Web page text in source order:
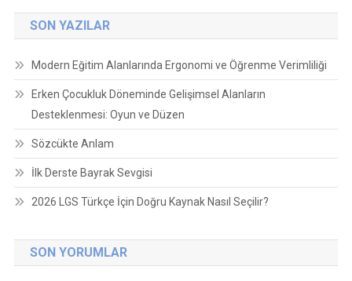
SON YAZILAR
Modern Eğitim Alanlarında Ergonomi ve Öğrenme Verimliliği
Erken Çocukluk Döneminde Gelişimsel Alanların
Desteklenmesi: Oyun ve Düzen
Sözcükte Anlam
İlk Derste Bayrak Sevgisi
2026 LGS Türkçe İçin Doğru Kaynak Nasıl Seçilir?
SON YORUMLAR